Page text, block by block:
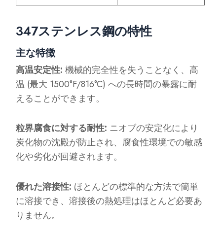
347ステンレス鋼の特性
主な特徴
高温安定性: 機械的完全性を失うことなく、高
温 (最大 1500°F/816°C) への長時間の暴露に耐
えることができます。
粒界腐食に対する耐性: ニオブの安定化により
炭化物の沈殿が防止され、腐食性環境での敏感
化や劣化が回避されます。
優れた溶接性: ほとんどの標準的な方法で簡単
に溶接でき、溶接後の熱処理はほとんど必要あ
りません。